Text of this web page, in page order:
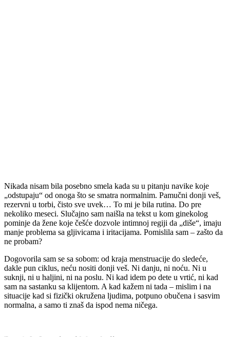
Nikada nisam bila posebno smela kada su u pitanju navike koje
„odstupaju“ od onoga što se smatra normalnim. Pamučni donji veš,
rezervni u torbi, čisto sve uvek… To mi je bila rutina. Do pre
nekoliko meseci. Slučajno sam naišla na tekst u kom ginekolog
pominje da žene koje češće dozvole intimnoj regiji da „diše“, imaju
manje problema sa gljivicama i iritacijama. Pomislila sam – zašto da
ne probam?
Dogovorila sam se sa sobom: od kraja menstruacije do sledeće,
dakle pun ciklus, neću nositi donji veš. Ni danju, ni noću. Ni u
suknji, ni u haljini, ni na poslu. Ni kad idem po dete u vrtić, ni kad
sam na sastanku sa klijentom. A kad kažem ni tada – mislim i na
situacije kad si fizički okružena ljudima, potpuno obučena i sasvim
normalna, a samo ti znaš da ispod nema ničega.